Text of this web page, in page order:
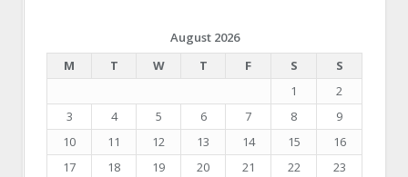
August 2026
M
T W T F S
S
1
2
3
4 5 6 7 8
9
10
11 12 13 14 15
16
17
18 19 20 21 22
23